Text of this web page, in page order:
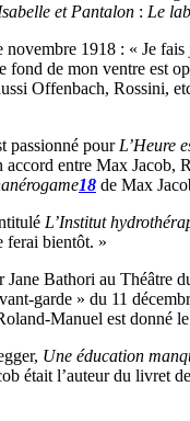
et Pantalon : Le
1918 : « Je
fond de mon ventre est
Offenbach, Rossini,
passionné pour L’Heure
accord entre Max
18 de Max
L’Institut
ferai bientôt. »
Jane Bathori au Théâtre
garde » du 11
Manuel est donné
Une éducation
était l’auteur du livret de